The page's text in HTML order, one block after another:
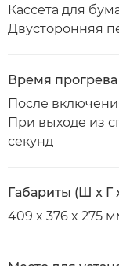
Кассета для
Двусторонняя
Время прогрева
После
При выходе из
секунд
Габариты (Ш x Г
409 x 376 x 275